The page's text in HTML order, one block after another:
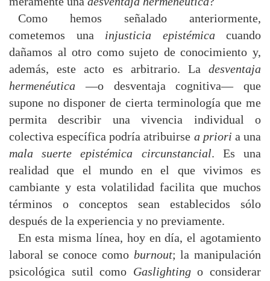
Como hemos señalado anteriormente,
cometemos una injusticia epistémicacuando
dañamos al otro como sujeto de conocimiento y,
además, este acto es arbitrario. La desventaja
hermenéutica —o desventaja cognitiva— que
supone no disponer de cierta terminología que me
permita describir una vivencia individual o
colectiva específica podría atribuirse a priori a una
mala suerte epistémica circunstancial. Es una
realidad que el mundo en el que vivimos es
cambiante y esta volatilidad facilita que muchos
términos o conceptos sean establecidos sólo
después de la experiencia y no previamente.
En esta misma línea, hoy en día, el agotamiento
laboral se conoce como burnout; la manipulación
psicológica sutil como Gaslightingo considerar